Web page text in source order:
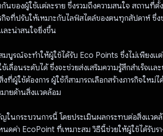
กันของผู้ใช้แต่ละราย ซึ่งรวมถึงความสนใจ สถานที่
จที่ปรับให้เหมาะกับไลฟ์สไตล์ของตนทุกสัปดาห์ ซึ่ง
ละน่าสนใจยิ่งขึ้น
มบูรณ์จะทำให้ผู้ใช้ได้รับ Eco Points ซึ่งไม่เพียงแ
ลื่อนระดับได้ ซึ่งจะช่วยส่งเสริมความรู้สึกสำเร็จแล
ที่ผู้ใช้ต้องการ ผู้ใช้ก็สามารถเลือกสร้างภารกิจใหม่
ายด้านสิ่งแวดล้อม
นกระบวนการนี้ โดยประเมินผลกระทบต่อสิ่งแวด
นดค่า EcoPoint ที่เหมาะสม วิธีนี้ช่วยให้ผู้ใช้ได้รับร